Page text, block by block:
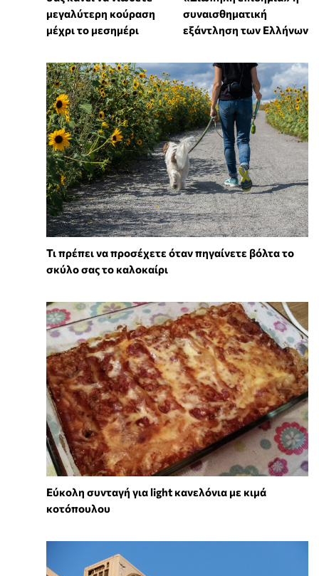
μεγαλύτερη κούραση
μέχρι το μεσημέρι
συναισθηματική
εξάντληση των Ελλήνων
Τι πρέπει να προσέχετε όταν πηγαίνετε βόλτα το
σκύλο σας το καλοκαίρι
Εύκολη συνταγή για light κανελόνια με κιμά
κοτόπουλου